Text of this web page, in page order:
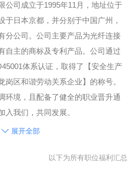
公司成立于1995年11月，地址位于
于日本京都，并分别于中国广州，
分公司。公司主要产品为光纤连接
自主的商标及专利产品。公司通过
体系认证，取得了【安全生产
岗区和谐劳动关系企业】的称号。
环境，且配备了健全的职业晋升通
入我们，共同发展。
精密科技（深圳）有限公司”。
展开全部
以下为所有职位福利汇总